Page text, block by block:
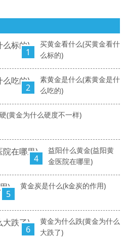
1
买黄金看什么(买黄金看什
么标的)
2
素黄金是什么(素黄金是什
么吃的)
(黄金为什么硬度不一样)
4
益阳什么黄金(益阳黄
金医院在哪里)
5
黄金炭是什么(k金炭的作用)
6
黄金为什么跌(黄金为什么
大跌了)